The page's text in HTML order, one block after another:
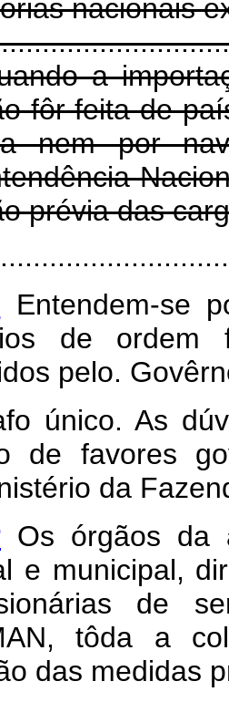
nacionais
a
fôr feita de
nem por
prévia das
Entendem-se
de ordem
pelo.
único. As
de favores
da
Os órgãos da
e municipal,
de
tôda a
das medidas